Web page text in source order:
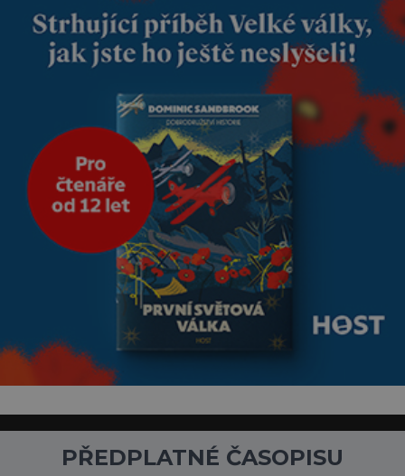
jednodušší živočichy, než je
člověk. Najít skutečné zombie
není nic nemožného ani v naší
PŘEDPLATNÉ ČASOPISU